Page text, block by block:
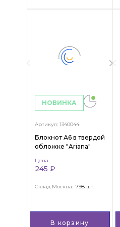
НОВИНКА
Артикул: 1340044
Блокнот А6 в твердой
обложке "Ariana"
Цена:
245 ₽
Склад Москва: 798 шт.
В корзину